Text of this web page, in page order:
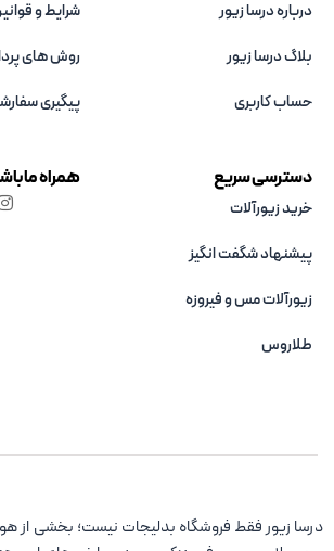
درباره درسا زیور
بلاگ درسا زیور
حساب کاربری
شرایط و
روش های
پیگیری
دسترسی سریع
خرید زیورآلات
پیشنهاد شگفت انگیز
زیورآلات مس و فیروزه‌
طلاروس
همراه ما
درسا زیور فقط فروشگاه بدلیجات نیست؛ بخشی از